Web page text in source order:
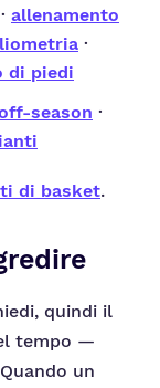
· allenamento
·
di piedi
season ·
di basket.
quindi il
tempo —
un